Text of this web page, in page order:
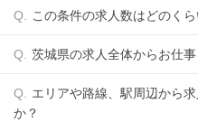
この条件の求人数はどのく
茨城県の求人全体からお仕
エリアや路線、駅周辺から
か？